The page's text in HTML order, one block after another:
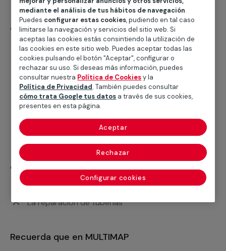
¿Qué incluye?
Desplazamiento
Presupuesto gratis y sin compromiso
Limpieza de tuberías de red horizontal de
saneamiento con camión o furgón de desatascos
Apertura de calas
¿Qué no incluye?
El cerrado de calas
La reparación de tuberías
Recuerda que en MULTIMAP
mediante el análisis de tus hábitos de navegación.
Puedes configurar estas cookies, pudiendo en tal caso
limitarse la navegación y servicios del sitio web. Si
aceptas las cookies estás consintiendo la utilización de
las cookies en este sitio web. Puedes aceptar todas las
cookies pulsando el botón "Aceptar", configurar o
rechazar su uso. Si deseas más información, puedes
consultar nuestra Política de Cookiesy la
Política de Privacidad. También puedes consultar
cómo trata Google tus datos a través de sus cookies,
presentes en esta página.
Configurar cookies
Rechazar
Aceptar